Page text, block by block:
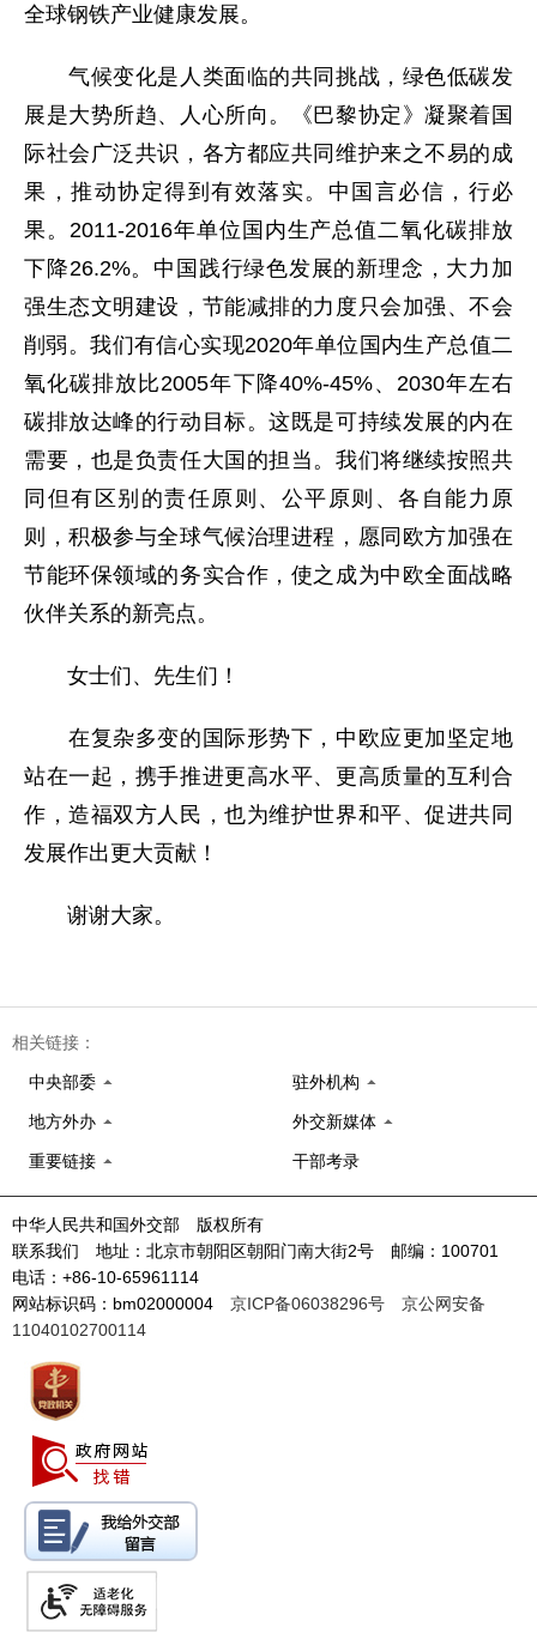
全球钢铁产业健康发展。
气候变化是人类面临的共同挑战，绿色低碳发
展是大势所趋、人心所向。《巴黎协定》凝聚着国
际社会广泛共识，各方都应共同维护来之不易的成
果，推动协定得到有效落实。中国言必信，行必
果。2011-2016年单位国内生产总值二氧化碳排放
下降26.2%。中国践行绿色发展的新理念，大力加
强生态文明建设，节能减排的力度只会加强、不会
削弱。我们有信心实现2020年单位国内生产总值二
氧化碳排放比2005年下降40%-45%、2030年左右
碳排放达峰的行动目标。这既是可持续发展的内在
需要，也是负责任大国的担当。我们将继续按照共
同但有区别的责任原则、公平原则、各自能力原
则，积极参与全球气候治理进程，愿同欧方加强在
节能环保领域的务实合作，使之成为中欧全面战略
伙伴关系的新亮点。
女士们、先生们！
在复杂多变的国际形势下，中欧应更加坚定地
站在一起，携手推进更高水平、更高质量的互利合
作，造福双方人民，也为维护世界和平、促进共同
发展作出更大贡献！
谢谢大家。
相关链接：
中央部委 驻外机构
地方外办 外交新媒体
重要链接 干部考录
中华人民共和国外交部 版权所有
联系我们 地址：北京市朝阳区朝阳门南大街2号 邮编：100701
电话：+86-10-65961114
网站标识码：bm02000004 京ICP备06038296号
京公网安备
11040102700114